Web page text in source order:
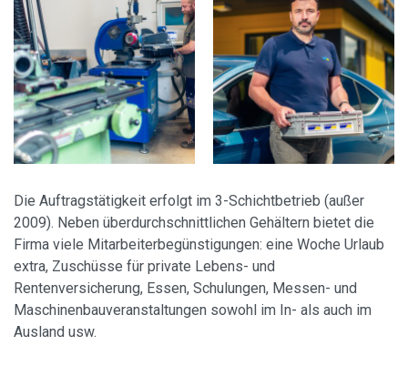
Die Auftragstätigkeit erfolgt im 3-Schichtbetrieb (außer
2009). Neben überdurchschnittlichen Gehältern bietet die
Firma viele Mitarbeiterbegünstigungen: eine Woche Urlaub
extra, Zuschüsse für private Lebens- und
Rentenversicherung, Essen, Schulungen, Messen- und
Maschinenbauveranstaltungen sowohl im In- als auch im
Ausland usw.